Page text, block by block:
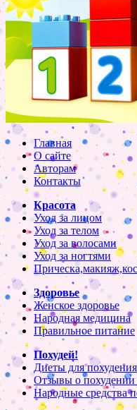
Главная
О сайте
Авторам
Контакты
Красота
Уход за лицом
Уход за телом
Уход за волосами
Уход за ногтями
Здоровье
Женское здоровье
Народная медицина
Правильное питание
Похудей!
Диеты для похудения
Отзывы о похудении
Народные средства